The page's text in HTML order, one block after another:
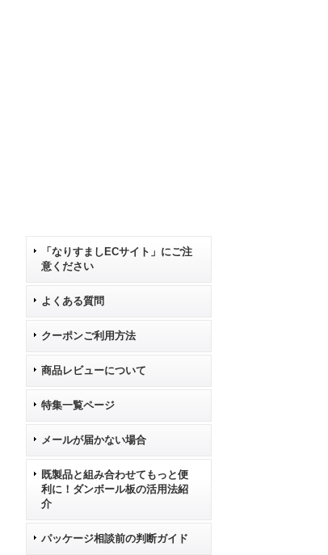
「なりすましECサイト」にご注
意ください
よくある質問
クーポンご利用方法
商品レビューについて
特集一覧ページ
メールが届かない場合
既製品と組み合わせてもっと便
利に！ダンボール板の活用法紹
介
パッケージ相談前の判断ガイド